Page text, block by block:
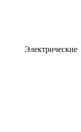
Электрические